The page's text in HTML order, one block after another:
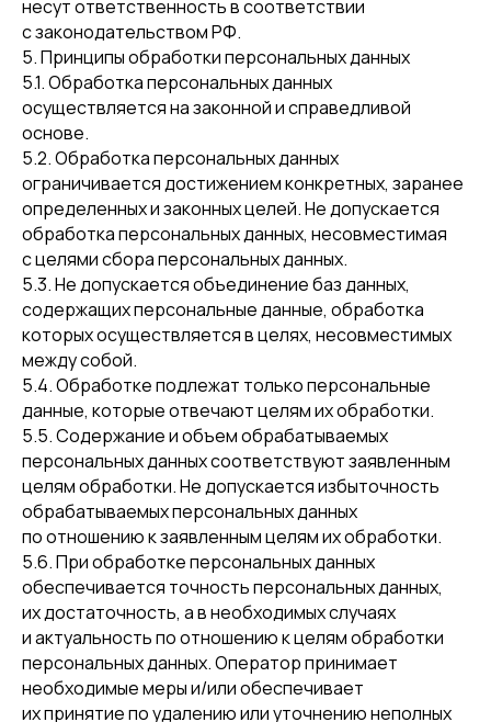
несут ответственность в соответствии
с законодательством РФ.
5. Принципы обработки персональных данных
5.1. Обработка персональных данных
осуществляется на законной и справедливой
основе.
5.2. Обработка персональных данных
ограничивается достижением конкретных, заранее
определенных и законных целей. Не допускается
обработка персональных данных, несовместимая
с целями сбора персональных данных.
5.3. Не допускается объединение баз данных,
содержащих персональные данные, обработка
которых осуществляется в целях, несовместимых
между собой.
5.4. Обработке подлежат только персональные
данные, которые отвечают целям их обработки.
5.5. Содержание и объем обрабатываемых
персональных данных соответствуют заявленным
целям обработки. Не допускается избыточность
обрабатываемых персональных данных
по отношению к заявленным целям их обработки.
5.6. При обработке персональных данных
обеспечивается точность персональных данных,
их достаточность, а в необходимых случаях
и актуальность по отношению к целям обработки
персональных данных. Оператор принимает
необходимые меры и/или обеспечивает
их принятие по удалению или уточнению неполных